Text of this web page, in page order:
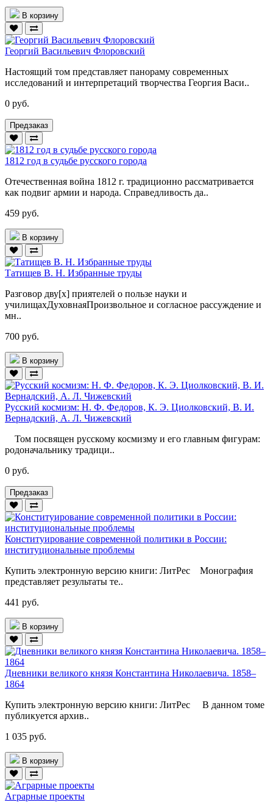
В корзину
Георгий Васильевич Флоровский
Настоящий том представляет панораму современных
исследований и интерпретаций творчества Георгия Васи..
0 руб.
Предзаказ
1812 год в судьбе русского города
Отечественная война 1812 г. традиционно рассматривается
как подвиг армии и народа. Справедливость да..
459 руб.
В корзину
Татищев В. Н. Избранные труды
Разговор дву[х] приятелей о пользе науки и
училищахДуховнаяПроизвольное и согласное рассуждение и
мн..
700 руб.
В корзину
Русский космизм: Н. Ф. Федоров, К. Э. Циолковский, В. И.
Вернадский, А. Л. Чижевский
Том посвящен русскому космизму и его главным фигурам:
родоначальнику традици..
0 руб.
Предзаказ
Конституирование современной политики в России:
институциональные проблемы
Купить электронную версию книги: ЛитРес Монография
представляет результаты те..
441 руб.
В корзину
Дневники великого князя Константина Николаевича. 1858–
1864
Купить электронную версию книги: ЛитРес В данном томе
публикуется архив..
1 035 руб.
В корзину
Аграрные проекты